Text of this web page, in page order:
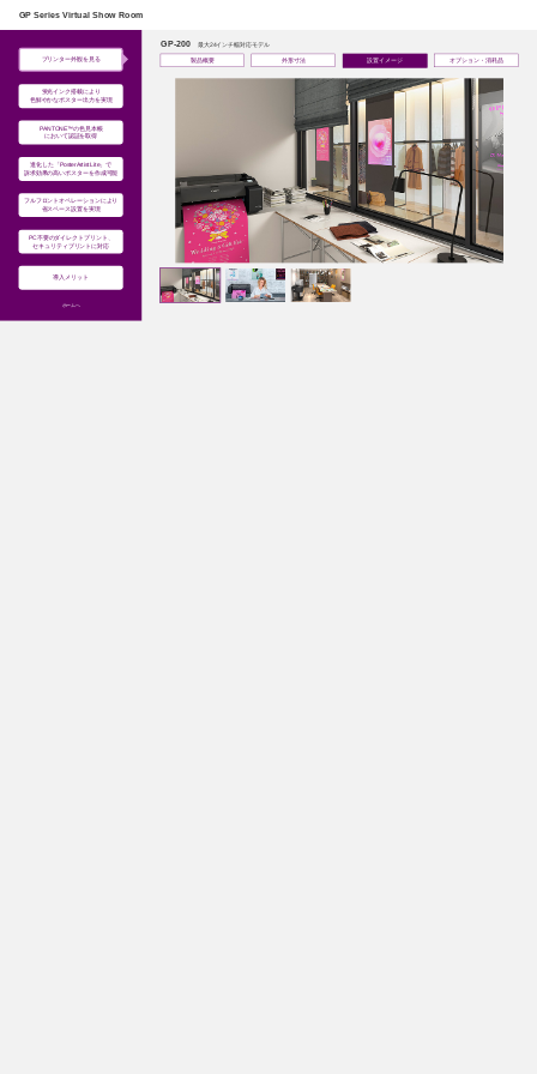
GP Series Virtual Show Room
プリンター外観を見る
蛍光インク搭載により
色鮮やかなポスター出力を実現
PANTONE™の色見本帳
において認証を取得
進化した「PosterArtist Lite」で
訴求効果の高いポスターを作成可能
フルフロントオペレーションにより
省スペース設置を実現
PC不要のダイレクトプリント、
セキュリティプリントに対応
導入メリット
ホームへ
GP-200 最大24インチ幅対応モデル
製品概要 外形寸法 設置イメージ オプション・消耗品